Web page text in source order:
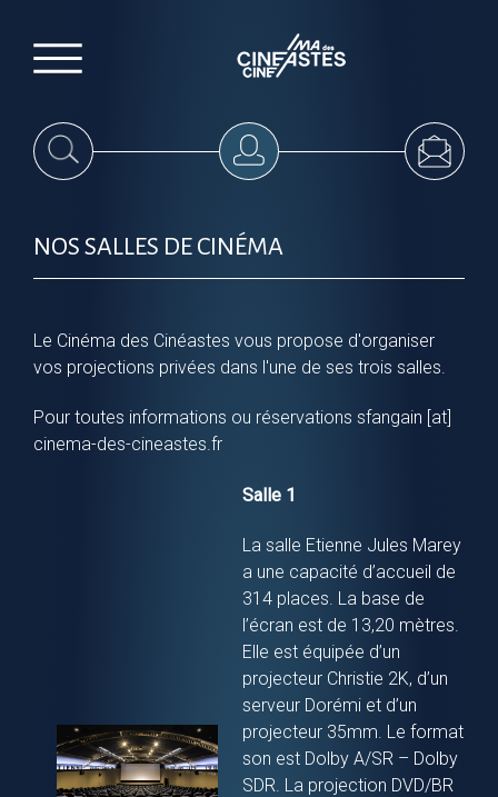
NOS SALLES DE CINÉMA
Le Cinéma des Cinéastes vous propose d'organiser
vos projections privées dans l'une de ses trois salles.
Pour toutes informations ou réservations sfangain [at]
cinema-des-cineastes.fr
Salle 1
La salle Etienne Jules Marey
a une capacité d’accueil de
314 places. La base de
l’écran est de 13,20 mètres.
Elle est équipée d’un
projecteur Christie 2K, d’un
serveur Dorémi et d’un
projecteur 35mm. Le format
son est Dolby A/SR – Dolby
SDR. La projection DVD/BR